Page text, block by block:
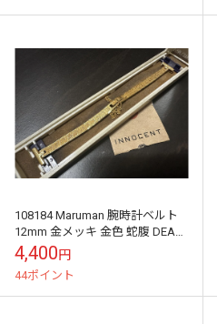
108184 Maruman 腕時計ベルト
12mm 金メッキ 金色 蛇腹 DEAD
STOCK
4,400円
44ポイント